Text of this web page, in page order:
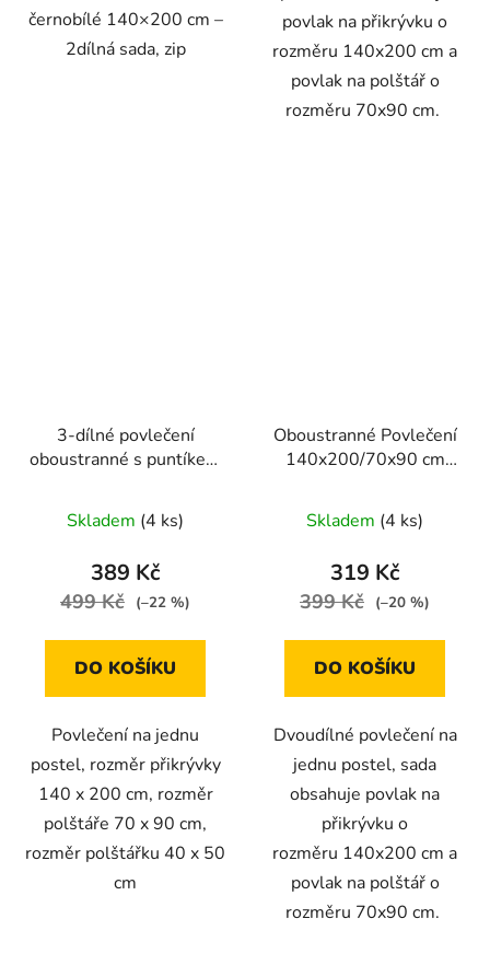
černobílé 140×200 cm –
2dílná sada, zip
povlak na přikrývku o
rozměru 140x200 cm a
povlak na polštář o
rozměru 70x90 cm.
3-dílné povlečení
oboustranné s puntíkem
Skladem (4 ks)
389 Kč
499 Kč (–22 %)
DO KOŠÍKU
Povlečení na jednu
postel, rozměr přikrývky
140 x 200 cm, rozměr
polštáře 70 x 90 cm,
rozměr polštářku 40 x 50
cm
Oboustranné Povlečení
140x200/70x90 cm
Skladem (4 ks)
319 Kč
399 Kč (–20 %)
DO KOŠÍKU
Dvoudílné povlečení na
jednu postel, sada
obsahuje povlak na
přikrývku o
rozměru 140x200 cm a
povlak na polštář o
rozměru 70x90 cm.